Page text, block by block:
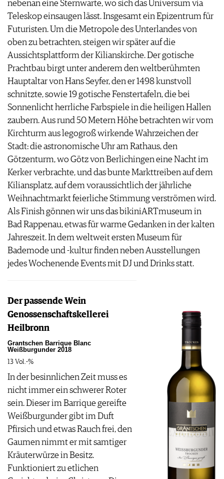
nebenan eine Sternwarte, wo sich das Universum via
Teleskop einsaugen lässt. Insgesamt ein Epizentrum für
Futuristen. Um die Metropole des Unterlandes von
oben zu betrachten, steigen wir später auf die
Aussichtsplattform der Kilianskirche. Der gotische
Prachtbau birgt unter anderem den weltberühmten
Hauptaltar von Hans Seyfer, den er 1498 kunstvoll
schnitzte, sowie 19 gotische Fenstertafeln, die bei
Sonnenlicht herrliche Farbspiele in die heiligen Hallen
zaubern. Aus rund 50 Metern Höhe betrachten wir vom
Kirchturm aus legogroß wirkende Wahrzeichen der
Stadt: die astronomische Uhr am Rathaus, den
Götzenturm, wo Götz von Berlichingen eine Nacht im
Kerker verbrachte, und das bunte Markttreiben auf dem
Kiliansplatz, auf dem voraussichtlich der jährliche
Weihnachtmarkt feierliche Stimmung verströmen wird.
Als Finish gönnen wir uns das bikiniARTmuseum in
Bad Rappenau, etwas für warme Gedanken in der kalten
Jahreszeit. In dem weltweit ersten Museum für
Bademode und -kultur finden neben Ausstellungen
jedes Wochenende Events mit DJ und Drinks statt.
Der passende Wein
Genossenschaftskellerei
Heilbronn
Grantschen Barrique Blanc
Weißburgunder 2018
13 Vol.-%
In der besinnlichen Zeit muss es
nicht immer ein schwerer Roter
sein. Dieser im Barrique gereifte
Weißburgunder gibt im Duft
Pfirsich und etwas Rauch frei, den
Gaumen nimmt er mit samtiger
Kräuterwürze in Besitz.
Funktioniert zu etlichen